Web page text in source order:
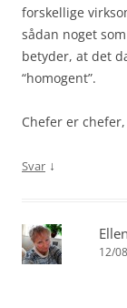
forskellige
sådan noget
betyder, at det
“homogent”.
Chefer er
Svar ↓
Ellen
12/